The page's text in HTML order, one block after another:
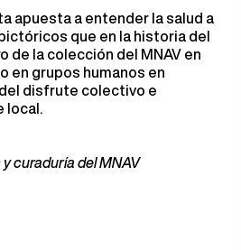
apuesta a entender la salud a
que en la historia del
de la colección del MNAV en
en grupos humanos en
disfrute colectivo e
curaduría del MNAV